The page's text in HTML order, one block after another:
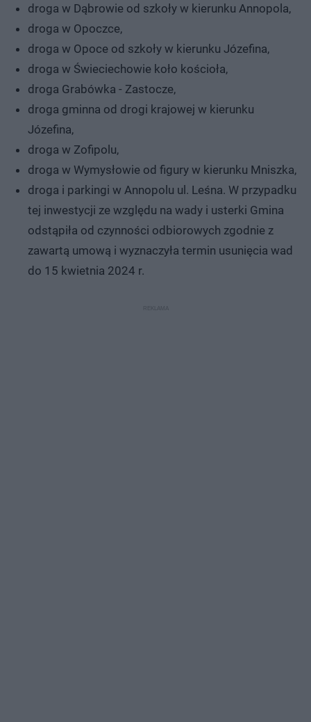
droga w Dąbrowie od szkoły w kierunku Annopola,
droga w Opoczce,
droga w Opoce od szkoły w kierunku Józefina,
droga w Świeciechowie koło kościoła,
droga Grabówka - Zastocze,
droga gminna od drogi krajowej w kierunku
Józefina,
droga w Zofipolu,
droga w Wymysłowie od figury w kierunku Mniszka,
droga i parkingi w Annopolu ul. Leśna. W przypadku
tej inwestycji ze względu na wady i usterki Gmina
odstąpiła od czynności odbiorowych zgodnie z
zawartą umową i wyznaczyła termin usunięcia wad
do 15 kwietnia 2024 r.